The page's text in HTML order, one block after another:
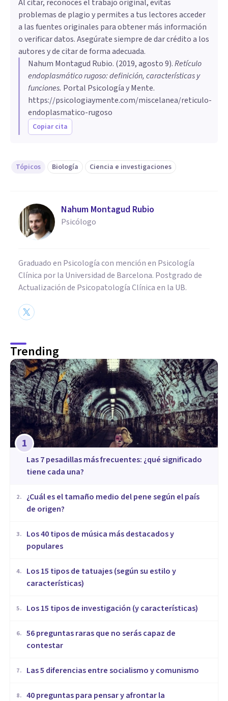
Al citar, reconoces el trabajo original, evitas
problemas de plagio y permites a tus lectores acceder
a las fuentes originales para obtener más información
o verificar datos. Asegúrate siempre de dar crédito a los
autores y de citar de forma adecuada.
Nahum Montagud Rubio. (2019, agosto 9).Retículo
endoplasmático rugoso: definición, características y
funciones. Portal Psicología y Mente.
https://psicologiaymente.com/miscelanea/reticulo-
endoplasmatico-rugoso
Copiar cita
Tópicos Biología Ciencia e investigaciones
Nahum Montagud Rubio
Psicólogo
Graduado en Psicología con mención en Psicología
Clínica por la Universidad de Barcelona. Postgrado de
Actualización de Psicopatología Clínica en la UB.
Trending
1
Las 7 pesadillas más frecuentes: ¿qué significado
tiene cada una?
2.
¿Cuál es el tamaño medio del pene según el país
de origen?
3.
Los 40 tipos de música más destacados y
populares
4.
Los 15 tipos de tatuajes (según su estilo y
características)
5. Los 15 tipos de investigación (y características)
6. 56 preguntas raras que no serás capaz de
contestar
7. Las 5 diferencias entre socialismo y comunismo
8. 40 preguntas para pensar y afrontar la